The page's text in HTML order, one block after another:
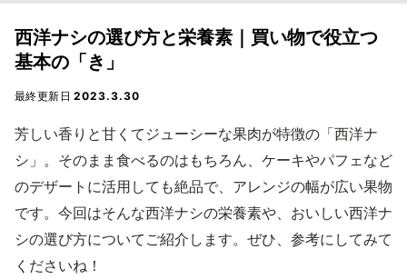
西洋ナシの選び方と栄養素｜買い物で役立つ
基本の「き」
最終更新日2023.3.30
芳しい香りと甘くてジューシーな果肉が特徴の「西洋ナ
シ」。そのまま食べるのはもちろん、ケーキやパフェなど
のデザートに活用しても絶品で、アレンジの幅が広い果物
です。今回はそんな西洋ナシの栄養素や、おいしい西洋ナ
シの選び方についてご紹介します。ぜひ、参考にしてみて
くださいね！